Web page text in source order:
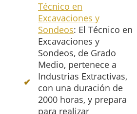
Técnico en
Excavaciones y
Sondeos: El Técnico en
Excavaciones y
Sondeos, de Grado
Medio, pertenece a
Industrias Extractivas,
con una duración de
2000 horas, y prepara
para realizar